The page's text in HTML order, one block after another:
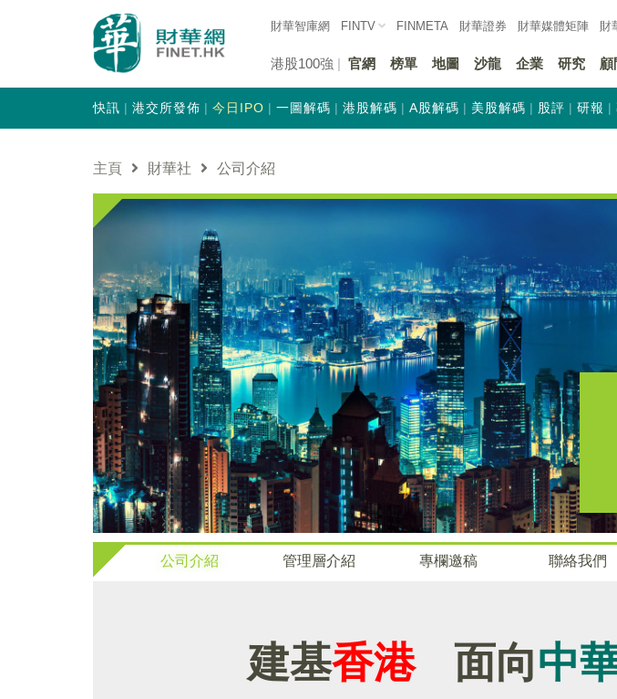
財華智庫網 FINTV FINMETA 財華證券 財華媒體矩陣 財
港股100強 官網 榜單 地圖 沙龍 企業 研究 顧
快訊 港交所發佈 今日IPO 一圖解碼 港股解碼 A股解碼 美股解碼 股評 研報
主頁 財華社 公司介紹
公司介紹 管理層介紹 專欄邀稿 聯絡我們
建基香港 面向中